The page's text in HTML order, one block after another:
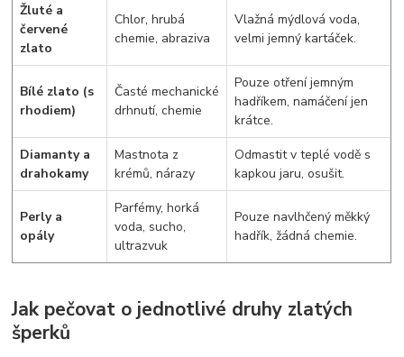
Žluté a
červené
zlato
Chlor, hrubá
chemie, abraziva
Vlažná mýdlová voda,
velmi jemný kartáček.
Bílé zlato (s
rhodiem)
Časté mechanické
drhnutí, chemie
Pouze otření jemným
hadříkem, namáčení jen
krátce.
Diamanty a
drahokamy
Mastnota z
krémů, nárazy
Odmastit v teplé vodě s
kapkou jaru, osušit.
Perly a
opály
Parfémy, horká
voda, sucho,
ultrazvuk
Pouze navlhčený měkký
hadřík, žádná chemie.
Jak pečovat o jednotlivé druhy zlatých
šperků